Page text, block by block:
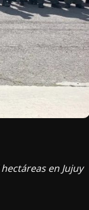
en Jujuy